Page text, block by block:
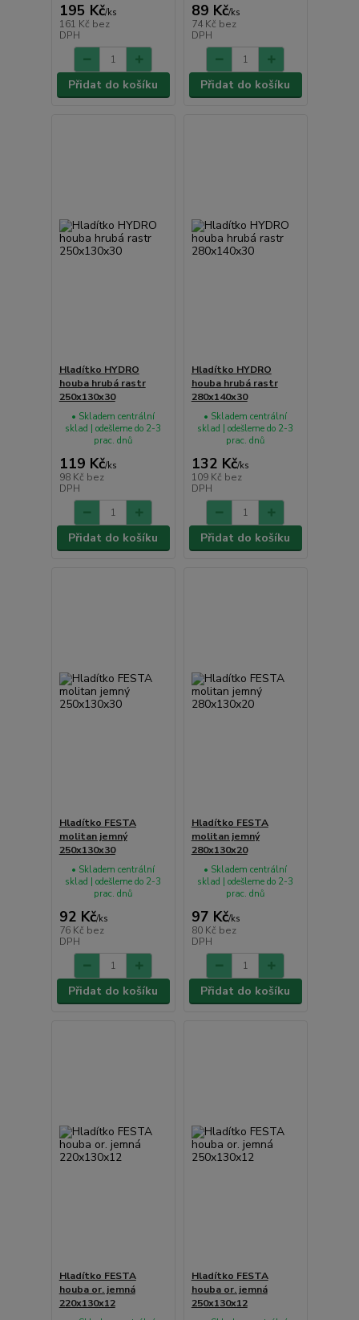
195 Kč/ks
161 Kč bez
DPH
Přidat do košíku
89 Kč/ks
74 Kč bez
DPH
Přidat do košíku
Hladítko HYDRO
houba hrubá rastr
250x130x30
119 Kč/ks
98 Kč bez
DPH
• Skladem centrální
sklad | odešleme do 2-3
prac. dnů
Přidat do košíku
Hladítko HYDRO
houba hrubá rastr
280x140x30
132 Kč/ks
109 Kč bez
DPH
• Skladem centrální
sklad | odešleme do 2-3
prac. dnů
Přidat do košíku
Hladítko FESTA
molitan jemný
250x130x30
92 Kč/ks
76 Kč bez
DPH
• Skladem centrální
sklad | odešleme do 2-3
prac. dnů
Přidat do košíku
Hladítko FESTA
molitan jemný
280x130x20
97 Kč/ks
80 Kč bez
DPH
• Skladem centrální
sklad | odešleme do 2-3
prac. dnů
Přidat do košíku
Hladítko FESTA
houba or. jemná
220x130x12
Hladítko FESTA
houba or. jemná
250x130x12